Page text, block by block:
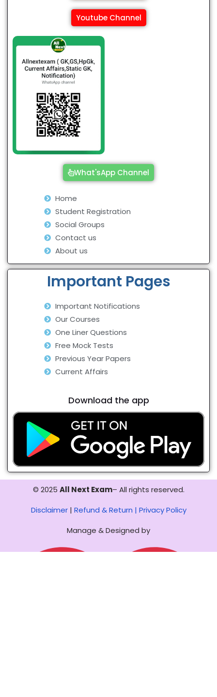
Youtube Channel
What'sApp Channel
Home
Student Registration
Social Groups
Contact us
About us
Important Pages
Important Notifications
Our Courses
One Liner Questions
Free Mock Tests
Previous Year Papers
Current Affairs
Download the app
© 2025 All Next Exam– All rights reserved.
Disclaimer| Refund & Return | Privacy Policy
Manage & Designed by